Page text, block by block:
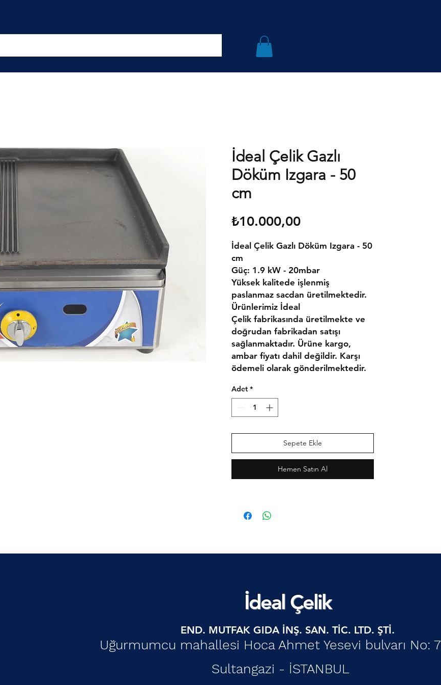
İdeal Çelik Gazlı
Döküm Izgara - 50
cm
₺10.000,00Fiyat
İdeal Çelik Gazlı Döküm Izgara - 50
cm
Güç: 1.9 kW - 20mbar
Yüksek kalitede işlenmiş
paslanmaz sacdan üretilmektedir.
Ürünlerimiz İdeal
Çelik fabrikasında üretilmekte ve
doğrudan fabrikadan satışı
sağlanmaktadır. Ürüne kargo,
ambar fiyatı dahil değildir. Karşı
ödemeli olarak gönderilmektedir.
Adet *
Sepete Ekle
Hemen Satın Al
İdeal Çelik
END. MUTFAK GIDA İNŞ. SAN. TİC. LTD. ŞTİ.
Uğurmumcu mahallesi Hoca Ahmet Yesevi bulvarı No:
Sultangazi - İSTANBUL